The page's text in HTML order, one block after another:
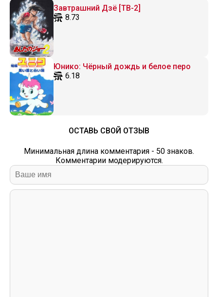
Завтрашний Дзё [ТВ-2]
8.73
Юнико: Чёрный дождь и белое перо
6.18
ОСТАВЬ СВОЙ ОТЗЫВ
Минимальная длина комментария - 50 знаков.
Комментарии модерируются.